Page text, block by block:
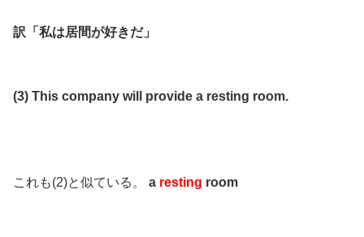
訳「私は居間が好きだ」
(3) This company will provide a resting room.
これも(2)と似ている。 a resting room